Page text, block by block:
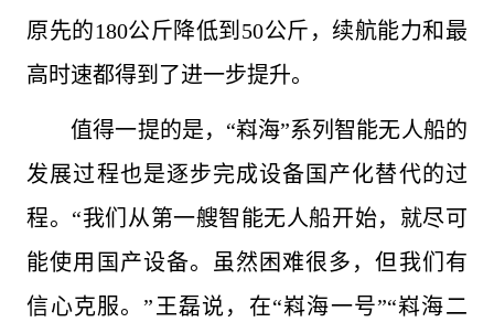
原先的180公斤降低到50公斤，续航能力和最
高时速都得到了进一步提升。
值得一提的是，“嵙海”系列智能无人船的
发展过程也是逐步完成设备国产化替代的过
程。“我们从第一艘智能无人船开始，就尽可
能使用国产设备。虽然困难很多，但我们有
信心克服。”王磊说，在“嵙海一号”“嵙海二